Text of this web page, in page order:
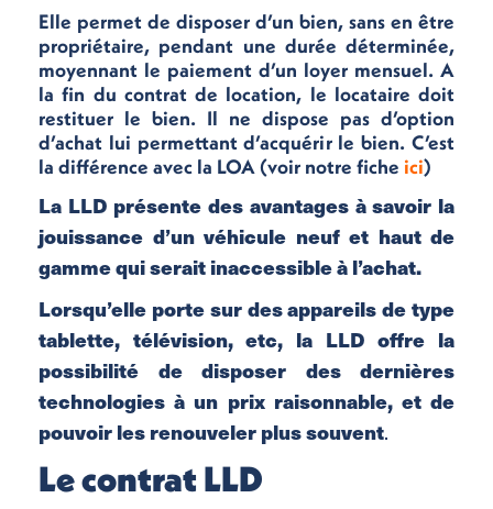
Elle permet de disposer d’un bien, sans en être
propriétaire, pendant une durée déterminée,
moyennant le paiement d’un loyer mensuel. A
la fin du contrat de location, le locataire doit
restituer le bien. Il ne dispose pas d’option
d’achat lui permettant d’acquérir le bien. C’est
la différence avec la LOA (voir notre fiche ici)
La LLD présente des avantages à savoir la
jouissance d’un véhicule neuf et haut de
gamme qui serait inaccessible à l’achat.
Lorsqu’elle porte sur des appareils de type
tablette, télévision, etc, la LLD offre la
possibilité de disposer des dernières
technologies à un prix raisonnable, et de
pouvoir les renouveler plus souvent.
Le contrat LLD